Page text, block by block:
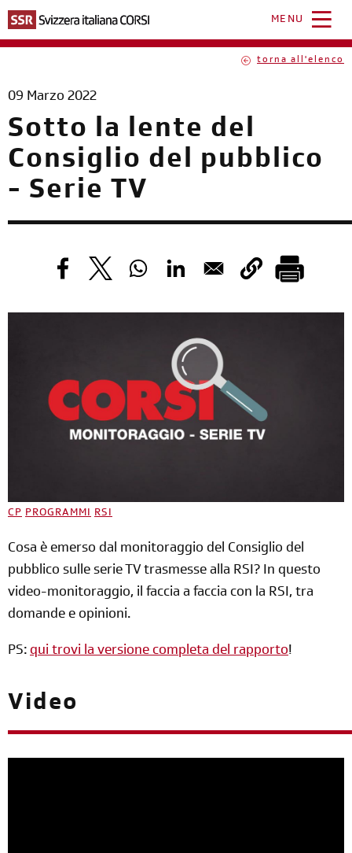
contenuto
principale
MENU
torna all'elenco
Sotto la lente del
Consiglio del pubblico
- Serie TV
09 Marzo 2022
CP PROGRAMMI RSI
Cosa è emerso dal monitoraggio del Consiglio del
pubblico sulle serie TV trasmesse alla RSI? In questo
video-monitoraggio, il faccia a faccia con la RSI, tra
domande e opinioni.
PS: qui trovi la versione completa del rapporto!
Video